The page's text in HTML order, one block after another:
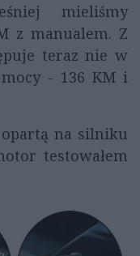
mieliśmy
z manualem. Z
teraz nie w
- 136 KM i
na silniku
testowałem